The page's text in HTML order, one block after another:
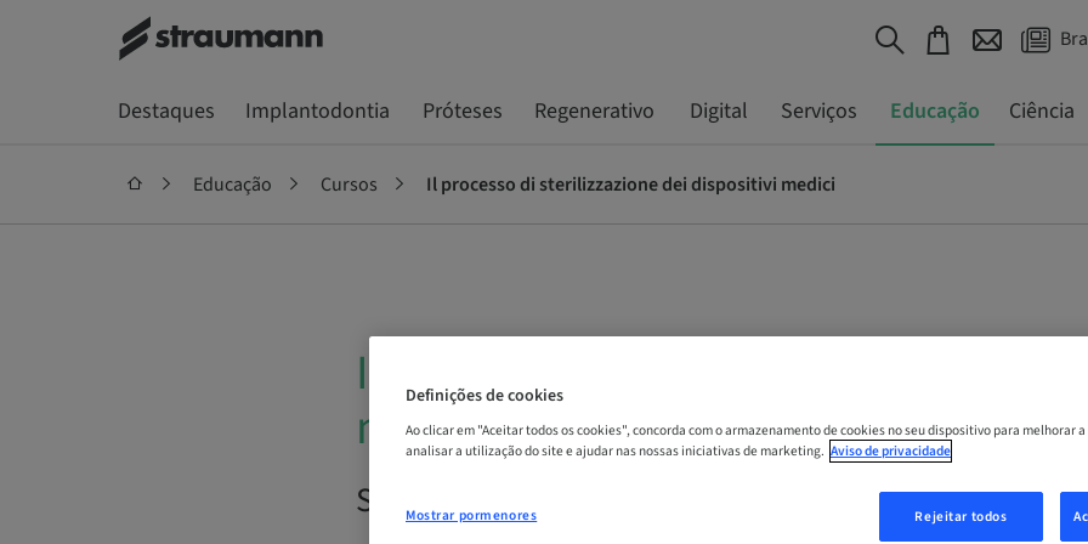
Destaques Implantodontia Próteses Regenerativo Digital Serviços Educação Ciência
Educação Cursos Il processo di sterilizzazione dei dispositivi medici
Il processo di sterilizzazione dei
medici
Sob demanda | Online
Definições de cookies
Ao clicar em "Aceitar todos os cookies", concorda com o armazenamento de cookies no seu dispositivo para melhorar
analisar a utilização do site e ajudar nas nossas iniciativas de marketing. Aviso de privacidade
Rejeitar todos
Mostrar pormenores